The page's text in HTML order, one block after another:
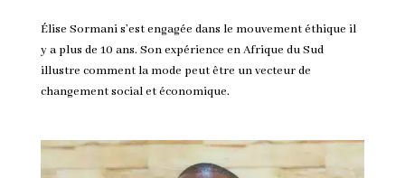
Élise Sormani s’est engagée dans le mouvement éthique il
y a plus de 10 ans. Son expérience en Afrique du Sud
illustre comment la mode peut être un vecteur de
changement social et économique.